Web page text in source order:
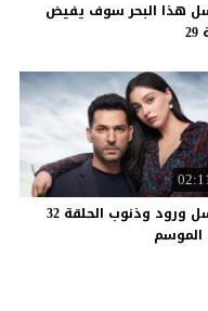
هذا البحر سوف يفيض
ورود وذنوب الحلقة 32
الموسم